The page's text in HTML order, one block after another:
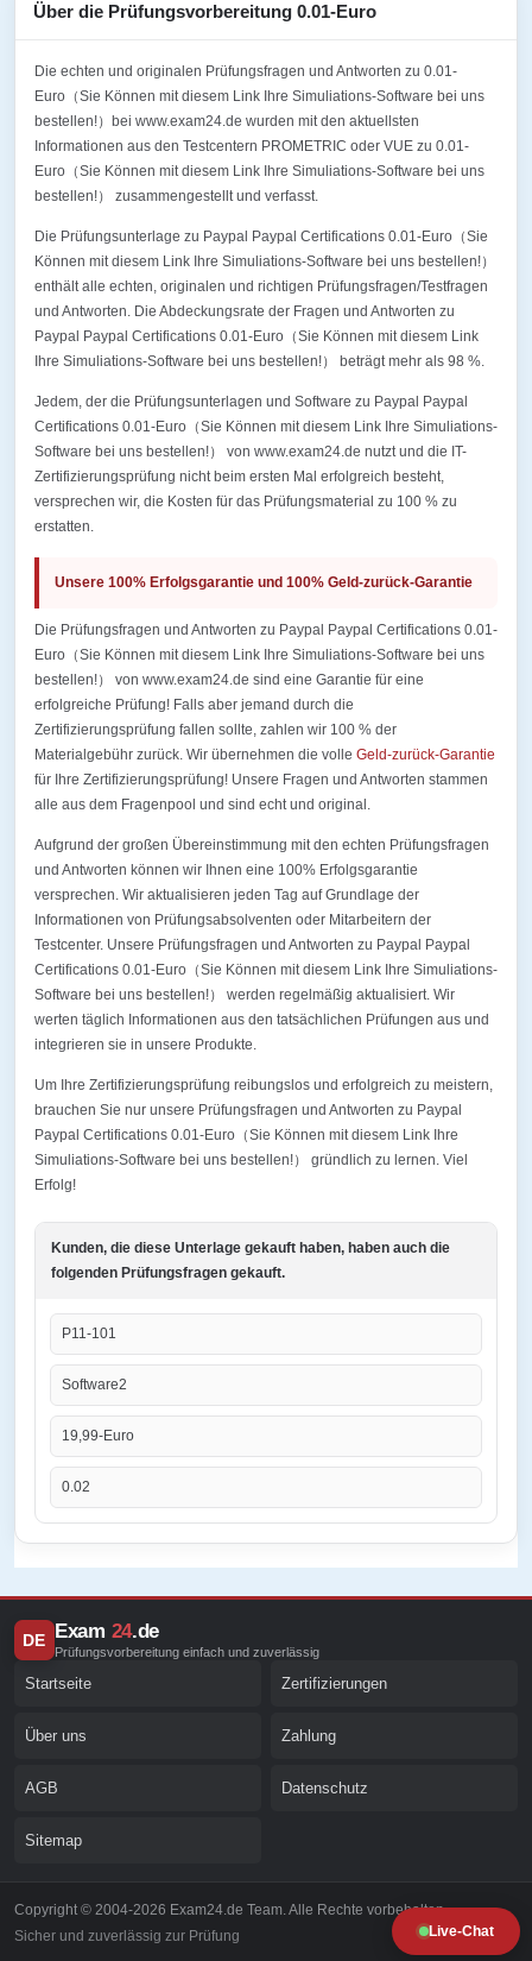
Live-Chat
Über die Prüfungsvorbereitung 0.01-Euro
Die echten und originalen Prüfungsfragen und Antworten zu 0.01-
Euro（Sie Können mit diesem Link Ihre Simuliations-Software bei uns
bestellen!）bei www.exam24.de wurden mit den aktuellsten
Informationen aus den Testcentern PROMETRIC oder VUE zu 0.01-
Euro（Sie Können mit diesem Link Ihre Simuliations-Software bei uns
bestellen!） zusammengestellt und verfasst.
Die Prüfungsunterlage zu Paypal Paypal Certifications 0.01-Euro（Sie
Können mit diesem Link Ihre Simuliations-Software bei uns bestellen!）
enthält alle echten, originalen und richtigen Prüfungsfragen/Testfragen
und Antworten. Die Abdeckungsrate der Fragen und Antworten zu
Paypal Paypal Certifications 0.01-Euro（Sie Können mit diesem Link
Ihre Simuliations-Software bei uns bestellen!） beträgt mehr als 98 %.
Jedem, der die Prüfungsunterlagen und Software zu Paypal Paypal
Certifications 0.01-Euro（Sie Können mit diesem Link Ihre Simuliations-
Software bei uns bestellen!） von www.exam24.de nutzt und die IT-
Zertifizierungsprüfung nicht beim ersten Mal erfolgreich besteht,
versprechen wir, die Kosten für das Prüfungsmaterial zu 100 % zu
erstatten.
Unsere 100% Erfolgsgarantie und 100% Geld-zurück-Garantie
Die Prüfungsfragen und Antworten zu Paypal Paypal Certifications 0.01-
Euro（Sie Können mit diesem Link Ihre Simuliations-Software bei uns
bestellen!） von www.exam24.de sind eine Garantie für eine
erfolgreiche Prüfung! Falls aber jemand durch die
Zertifizierungsprüfung fallen sollte, zahlen wir 100 % der
Materialgebühr zurück. Wir übernehmen die volle Geld-zurück-Garantie
für Ihre Zertifizierungsprüfung! Unsere Fragen und Antworten stammen
alle aus dem Fragenpool und sind echt und original.
Aufgrund der großen Übereinstimmung mit den echten Prüfungsfragen
und Antworten können wir Ihnen eine 100% Erfolgsgarantie
versprechen. Wir aktualisieren jeden Tag auf Grundlage der
Informationen von Prüfungsabsolventen oder Mitarbeitern der
Testcenter. Unsere Prüfungsfragen und Antworten zu Paypal Paypal
Certifications 0.01-Euro（Sie Können mit diesem Link Ihre Simuliations-
Software bei uns bestellen!） werden regelmäßig aktualisiert. Wir
werten täglich Informationen aus den tatsächlichen Prüfungen aus und
integrieren sie in unsere Produkte.
Um Ihre Zertifizierungsprüfung reibungslos und erfolgreich zu meistern,
brauchen Sie nur unsere Prüfungsfragen und Antworten zu Paypal
Paypal Certifications 0.01-Euro（Sie Können mit diesem Link Ihre
Simuliations-Software bei uns bestellen!） gründlich zu lernen. Viel
Erfolg!
Kunden, die diese Unterlage gekauft haben, haben auch die
folgenden Prüfungsfragen gekauft.
P11-101
Software2
19,99-Euro
0.02
DE Exam 24.de
Prüfungsvorbereitung einfach und zuverlässig
Startseite Zertifizierungen
Über uns Zahlung
AGB Datenschutz
Sitemap
Copyright © 2004-2026 Exam24.de Team. Alle Rechte vorbehalten.
Sicher und zuverlässig zur Prüfung